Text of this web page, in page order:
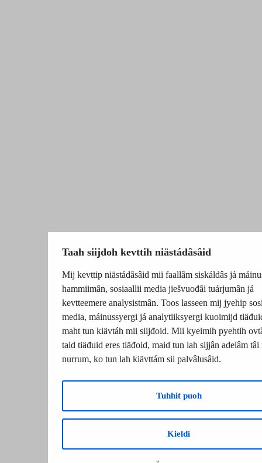
Taah siijđoh kevttih niästádâsâid
Mij kevttip niästádâsâid mii faallâm siskáldâs já
hammiimân, sosiaallii media jiešvuođâi tuárjumân já
kevtteemere analysistmân. Toos lasseen mij jyehip
media, máinussyergi já analytiiksyergi kuoimijd
maht tun kiävtáh mii siijđoid. Mii kyeimih pyehtih
taid tiäđuid eres tiäđoid, maid tun lah sijjân adelâm tâi
nurrum, ko tun lah kiävttám sii palvâlusâid.
Tuhhit puoh
Kieldi